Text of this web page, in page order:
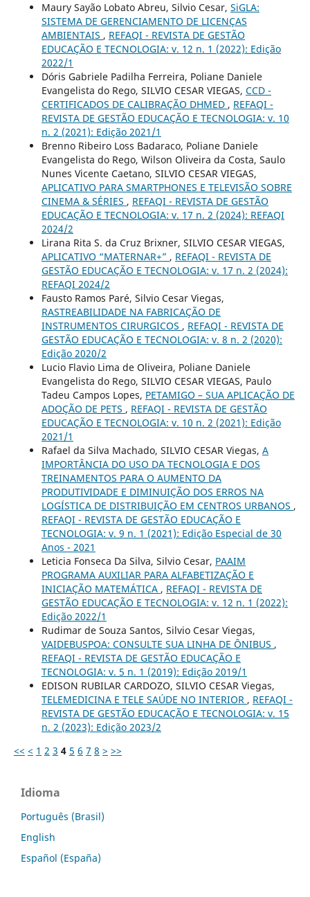
Maury Sayão Lobato Abreu, Silvio Cesar, SiGLA:
SISTEMA DE GERENCIAMENTO DE LICENÇAS
AMBIENTAIS , REFAQI - REVISTA DE GESTÃO
EDUCAÇÃO E TECNOLOGIA: v. 12 n. 1 (2022): Edição
2022/1
Dóris Gabriele Padilha Ferreira, Poliane Daniele
Evangelista do Rego, SILVIO CESAR VIEGAS, CCD -
CERTIFICADOS DE CALIBRAÇÃO DHMED , REFAQI -
REVISTA DE GESTÃO EDUCAÇÃO E TECNOLOGIA: v. 10
n. 2 (2021): Edição 2021/1
Brenno Ribeiro Loss Badaraco, Poliane Daniele
Evangelista do Rego, Wilson Oliveira da Costa, Saulo
Nunes Vicente Caetano, SILVIO CESAR VIEGAS,
APLICATIVO PARA SMARTPHONES E TELEVISÃO SOBRE
CINEMA & SÉRIES , REFAQI - REVISTA DE GESTÃO
EDUCAÇÃO E TECNOLOGIA: v. 17 n. 2 (2024): REFAQI
2024/2
Lirana Rita S. da Cruz Brixner, SILVIO CESAR VIEGAS,
APLICATIVO “MATERNAR+” , REFAQI - REVISTA DE
GESTÃO EDUCAÇÃO E TECNOLOGIA: v. 17 n. 2 (2024):
REFAQI 2024/2
Fausto Ramos Paré, Silvio Cesar Viegas,
RASTREABILIDADE NA FABRICAÇÃO DE
INSTRUMENTOS CIRURGICOS , REFAQI - REVISTA DE
GESTÃO EDUCAÇÃO E TECNOLOGIA: v. 8 n. 2 (2020):
Edição 2020/2
Lucio Flavio Lima de Oliveira, Poliane Daniele
Evangelista do Rego, SILVIO CESAR VIEGAS, Paulo
Tadeu Campos Lopes, PETAMIGO – SUA APLICAÇÃO DE
ADOÇÃO DE PETS , REFAQI - REVISTA DE GESTÃO
EDUCAÇÃO E TECNOLOGIA: v. 10 n. 2 (2021): Edição
2021/1
Rafael da Silva Machado, SILVIO CESAR Viegas, A
IMPORTÂNCIA DO USO DA TECNOLOGIA E DOS
TREINAMENTOS PARA O AUMENTO DA
PRODUTIVIDADE E DIMINUIÇÃO DOS ERROS NA
LOGÍSTICA DE DISTRIBUIÇÃO EM CENTROS URBANOS ,
REFAQI - REVISTA DE GESTÃO EDUCAÇÃO E
TECNOLOGIA: v. 9 n. 1 (2021): Edição Especial de 30
Anos - 2021
Leticia Fonseca Da Silva, Silvio Cesar, PAAIM
PROGRAMA AUXILIAR PARA ALFABETIZAÇÃO E
INICIAÇÃO MATEMÁTICA , REFAQI - REVISTA DE
GESTÃO EDUCAÇÃO E TECNOLOGIA: v. 12 n. 1 (2022):
Edição 2022/1
Rudimar de Souza Santos, Silvio Cesar Viegas,
VAIDEBUSPOA: CONSULTE SUA LINHA DE ÔNIBUS ,
REFAQI - REVISTA DE GESTÃO EDUCAÇÃO E
TECNOLOGIA: v. 5 n. 1 (2019): Edição 2019/1
EDISON RUBILAR CARDOZO, SILVIO CESAR Viegas,
TELEMEDICINA E TELE SAÚDE NO INTERIOR , REFAQI -
REVISTA DE GESTÃO EDUCAÇÃO E TECNOLOGIA: v. 15
n. 2 (2023): Edição 2023/2
<< < 1 2 3 4 5 6 7 8 > >>
Idioma
Português (Brasil)
English
Español (España)